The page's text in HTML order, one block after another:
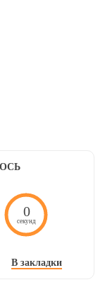
0
секунд
В закладки